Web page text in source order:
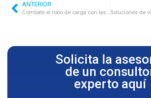
ANTERIOR
Combate el robo de carga con las nuevas tecnologías de Satrack
Solicita la
de un
experto aquí